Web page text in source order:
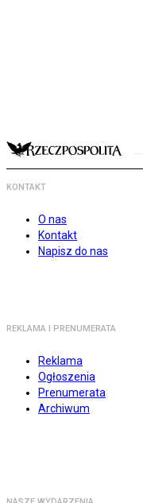
KONTAKT
O nas
Kontakt
Napisz do nas
REKLAMA I PRENUMERATA
Reklama
Ogłoszenia
Prenumerata
Archiwum